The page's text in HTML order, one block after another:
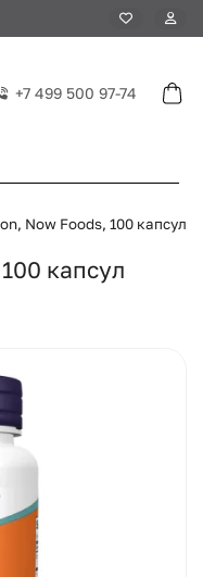
+7 499 500 97-74
Now Foods, 100 капсул
капсул